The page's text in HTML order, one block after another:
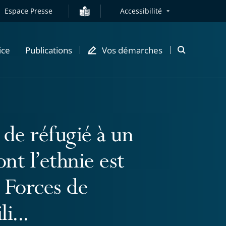
Espace Presse Accessibilité
Publications Vos démarches
Ouvrir
réfugié à un
l’ethnie est
de